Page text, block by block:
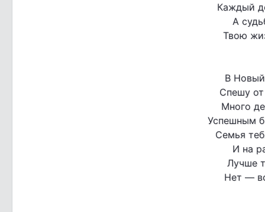
Каждый
А
Твою
В
Спешу
Много
Успешным
Семья
И на
Лучше
Нет —